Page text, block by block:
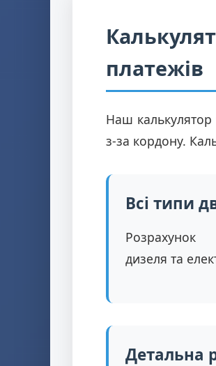
платежів
Наш калькулятор
з-за кордону.
Всі типи
дизеля та
Детальна